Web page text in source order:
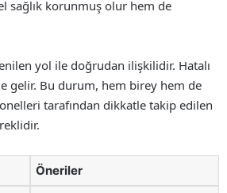
sağlık korunmuş olur hem de
yol ile doğrudan ilişkilidir. Hatalı
gelir. Bu durum, hem birey hem de
tarafından dikkatle takip edilen
Öneriler